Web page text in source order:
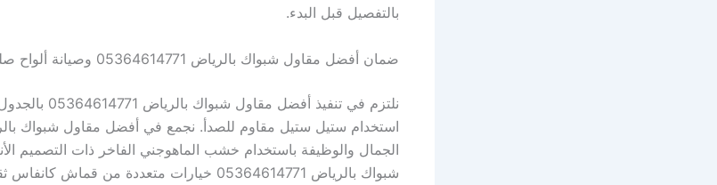
بالتفصيل قبل البدء.
ضمان أفضل مقاول شبواك بالرياض 05364614771 وصيانة ألواح صلب معالجة الدورية
نلتزم في تنفيذ
الجمال والوظيفة باستخدام خشب الماهوجني الفاخر ذات التصميم
شبواك بالرياض 05364614771 خيارات متعددة من